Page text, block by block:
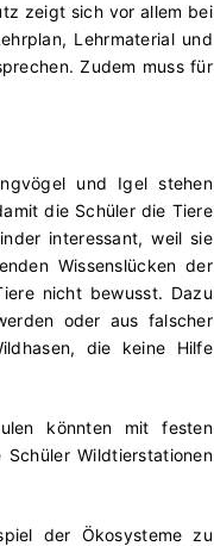
zeigt sich vor allem bei
Lehrmaterial und
Zudem muss für
und Igel stehen
die Schüler die Tiere
interessant, weil sie
Wissenslücken der
nicht bewusst. Dazu
oder aus falscher
die keine Hilfe
könnten mit festen
Wildtierstationen
der Ökosysteme zu